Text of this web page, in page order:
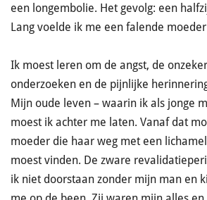
een longembolie. Het gevolg: een
Lang voelde ik me een falende
Ik moest leren om de angst, de
onderzoeken en de pijnlijke
Mijn oude leven – waarin ik als jonge
moest ik achter me laten. Vanaf dat
moeder die haar weg met een
moest vinden. De zware
ik niet doorstaan zonder mijn man en